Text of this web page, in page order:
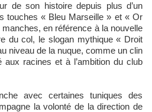
de son histoire depuis plus d’un
touches « Bleu Marseille » et « Or
en référence à la nouvelle
du col, le slogan mythique « Droit
niveau de la nuque, comme un clin
racines et à l’ambition du club
avec certaines tuniques des
la volonté de la direction de